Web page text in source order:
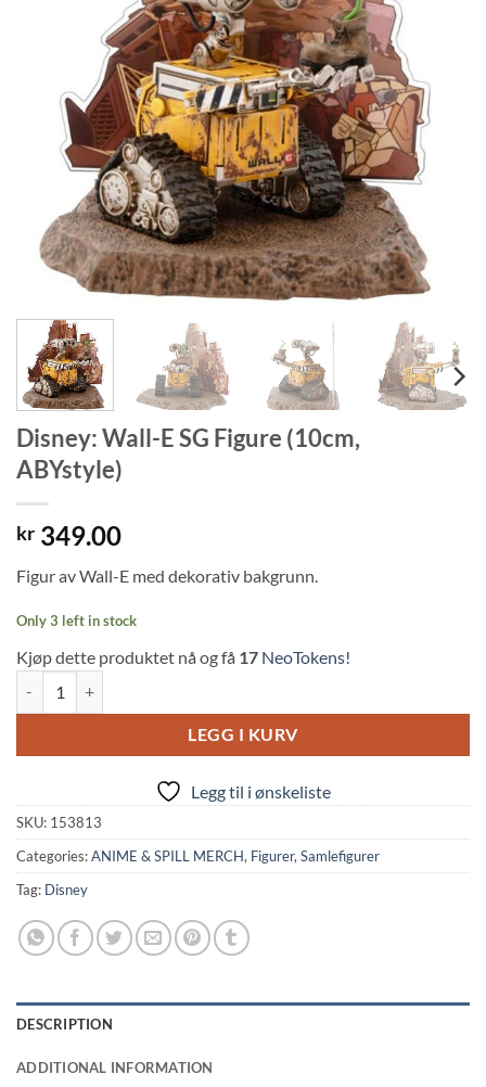
Disney: Wall-E SG Figure (10cm,
ABYstyle)
kr 349.00
Figur av Wall-E med dekorativ bakgrunn.
Only 3 left in stock
Kjøp dette produktet nå og få 17 NeoTokens!
LEGG I KURV
Legg til i ønskeliste
SKU: 153813
Categories:ANIME & SPILL MERCH, Figurer,Samlefigurer
Tag: Disney
DESCRIPTION
ADDITIONAL INFORMATION